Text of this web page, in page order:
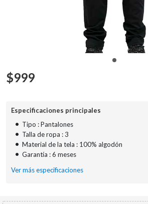
$999
Especificaciones principales
• Tipo : Pantalones
• Talla de ropa : 3
• Material de la tela : 100% algodón
• Garantía : 6 meses
Ver más especificaciones